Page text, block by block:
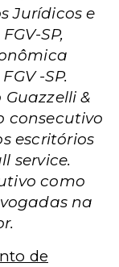
Jurídicos e
SP,
-SP.
&
consecutivo
escritórios
service.
como
na
de